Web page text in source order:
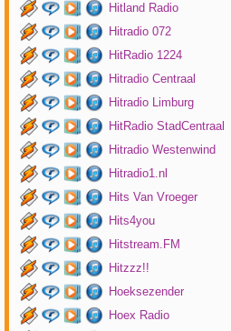
Hitland Radio
Hitradio 072
HitRadio 1224
Hitradio Centraal
Hitradio Limburg
HitRadio StadCentraal
Hitradio Westenwind
Hitradio1.nl
Hits Van Vroeger
Hits4you
Hitstream.FM
Hitzzz!!
Hoeksezender
Hoex Radio